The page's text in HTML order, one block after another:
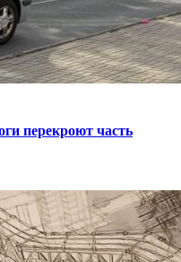
перекроют часть